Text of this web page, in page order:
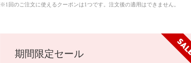
※1回のご注文に使えるクーポンは1つです。注文後の適用はできません。
期間限定セール